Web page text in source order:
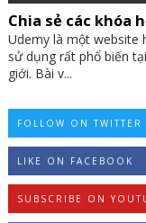
Chia sẻ các khóa
Udemy là một website
sử dụng rất phổ biến
giới. Bài v...
FOLLOW ON TWITTER
LIKE ON FACEBOOK
SUBSCRIBE ON